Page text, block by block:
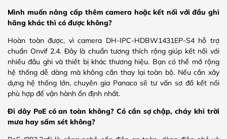
Mình muốn nâng cấp thêm camera hoặc kết nối với đầu ghi
hãng khác thì có được không?
Hoàn toàn được, vì camera DH-IPC-HDBW1431EP-S4 hỗ trợ
chuẩn Onvif 2.4. Đây là chuẩn tương thích rộng giúp kết nối với
nhiều đầu ghi và thiết bị khác thương hiệu. Bạn có thể mở rộng
hệ thống dễ dàng mà không cần thay lại toàn bộ. Nếu cần xây
dựng hệ thống lớn, chuyên gia Panaco sẽ tư vấn sơ đồ kết nối
phù hợp để vận hành ổn định nhất.
Đi dây PoE có an toàn không? Có cần sợ chập, cháy khi trời
mưa hay sấm sét không?